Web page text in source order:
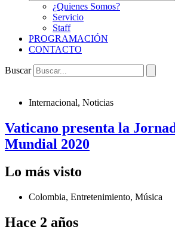
¿Quienes Somos?
Servicio
Staff
PROGRAMACIÓN
CONTACTO
Buscar
Internacional, Noticias
Vaticano presenta la
Mundial 2020
Lo más visto
Colombia, Entretenimiento, Música
Hace 2 años